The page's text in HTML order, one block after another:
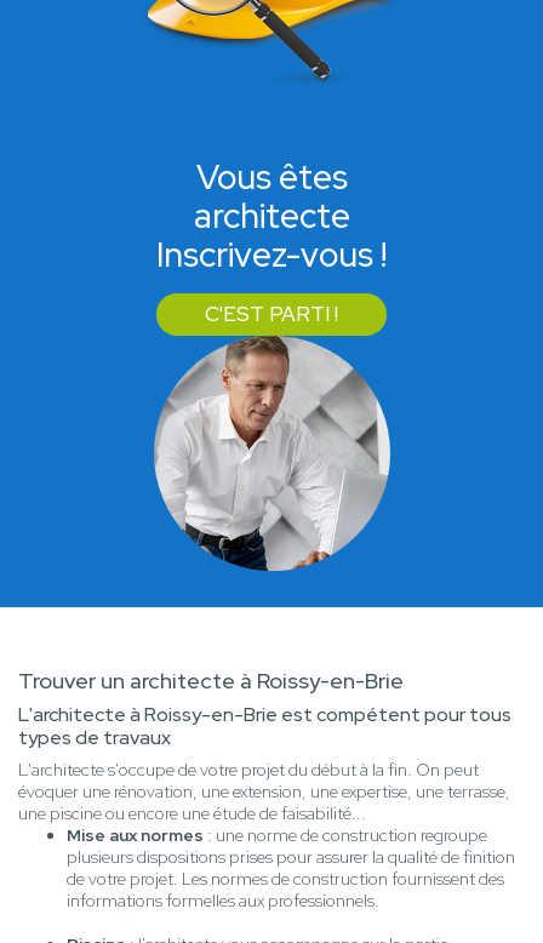
Vous êtes
architecte
Inscrivez-vous !
C'EST PARTI !
Trouver un architecte à Roissy-en-Brie
L'architecte à Roissy-en-Brie est compétent pour tous
types de travaux
L'architecte s'occupe de votre projet du début à la fin. On peut
évoquer une rénovation, une extension, une expertise, une terrasse,
une piscine ou encore une étude de faisabilité...
Mise aux normes : une norme de construction regroupe
plusieurs dispositions prises pour assurer la qualité de finition
de votre projet. Les normes de construction fournissent des
informations formelles aux professionnels.